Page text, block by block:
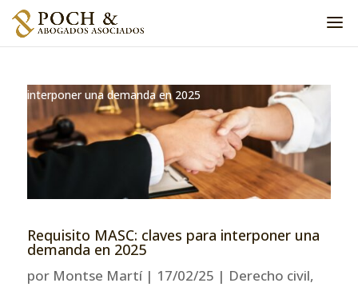
interponer una demanda en 2025
Requisito MASC: claves para interponer una
demanda en 2025
por Montse Martí| 17/02/25 | Derecho civil,